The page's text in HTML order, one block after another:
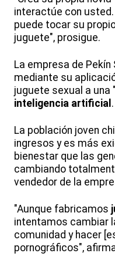
interactúe con usted.
puede tocar su
juguete", prosigue.
La empresa de
mediante su
juguete sexual a una
inteligencia artificial .
La población joven
ingresos y es más
bienestar que las
cambiando
vendedor de la
"Aunque fabricamos
intentamos cambiar
comunidad y hacer
pornográficos",